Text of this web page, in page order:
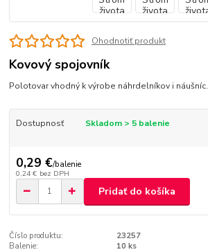
Ohodnotiť produkt
Kovový spojovník
Polotovar vhodný k výrobe náhrdelníkov i náušníc.
Dostupnosť Skladom > 5 balenie
0,29 €/balenie
0,24 € bez DPH
Pridať do košíka
Číslo produktu:
23257
Balenie:
10 ks